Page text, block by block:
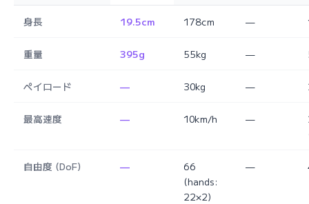
身長 19.5cm 178cm —
重量 395g 55kg —
ペイロード — 30kg —
最高速度 — 10km/h —
自由度 (DoF) —
66
(hands:
22×2)
—